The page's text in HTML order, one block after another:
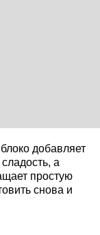
добавляет
а
простую
снова и